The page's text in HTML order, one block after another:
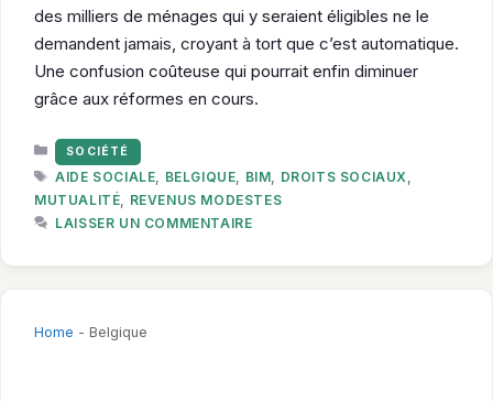
des milliers de ménages qui y seraient éligibles ne le
demandent jamais, croyant à tort que c’est automatique.
Une confusion coûteuse qui pourrait enfin diminuer
grâce aux réformes en cours.
CATÉGORIES
SOCIÉTÉ
ÉTIQUETTES
AIDE SOCIALE BELGIQUE BIM DROITS SOCIAUX
MUTUALITÉ
REVENUS MODESTES
LAISSER UN COMMENTAIRE
Home - Belgique